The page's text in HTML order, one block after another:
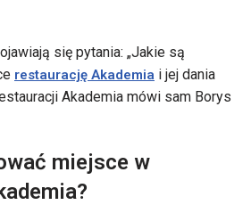
się pytania: „Jakie są
restaurację Akademia i jej dania
Akademia mówi sam Borys
miejsce w